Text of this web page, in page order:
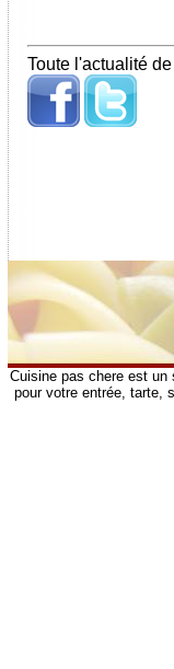
Toute l'actualité
Cuisine pas chere est
pour votre entrée, tarte,